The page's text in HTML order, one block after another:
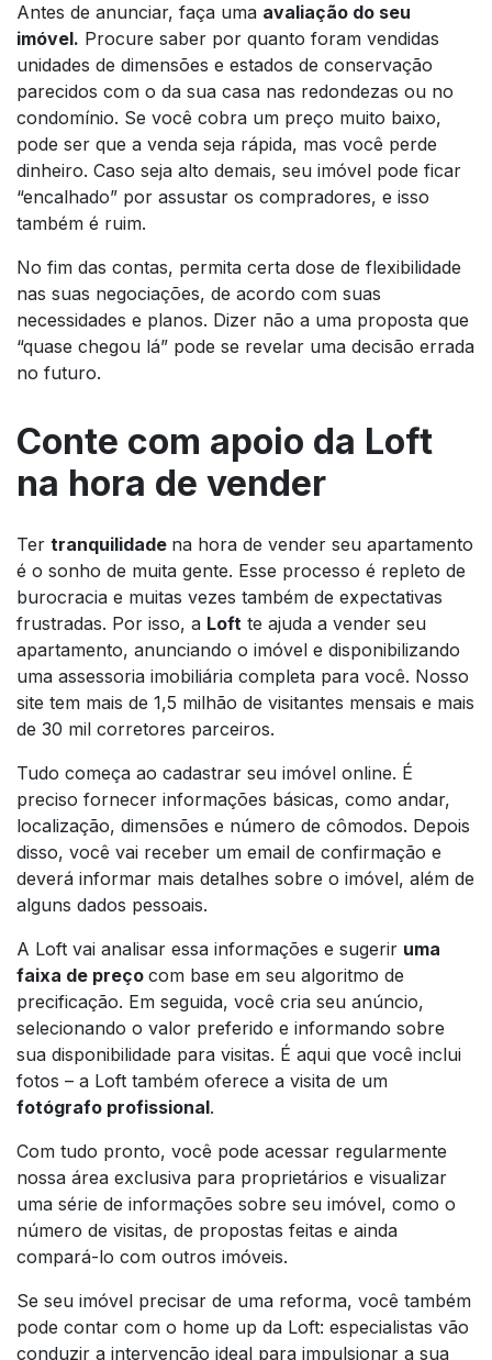
Antes de anunciar, faça uma avaliação do seu
imóvel. Procure saber por quanto foram vendidas
unidades de dimensões e estados de conservação
parecidos com o da sua casa nas redondezas ou no
condomínio. Se você cobra um preço muito baixo,
pode ser que a venda seja rápida, mas você perde
dinheiro. Caso seja alto demais, seu imóvel pode ficar
“encalhado” por assustar os compradores, e isso
também é ruim.
No fim das contas, permita certa dose de flexibilidade
nas suas negociações, de acordo com suas
necessidades e planos. Dizer não a uma proposta que
“quase chegou lá” pode se revelar uma decisão errada
no futuro.
Conte com apoio da Loft
na hora de vender
Ter tranquilidade na hora de vender seu apartamento
é o sonho de muita gente. Esse processo é repleto de
burocracia e muitas vezes também de expectativas
frustradas. Por isso, a Loft te ajuda a vender seu
apartamento, anunciando o imóvel e disponibilizando
uma assessoria imobiliária completa para você. Nosso
site tem mais de 1,5 milhão de visitantes mensais e mais
de 30 mil corretores parceiros.
Tudo começa ao cadastrar seu imóvel online. É
preciso fornecer informações básicas, como andar,
localização, dimensões e número de cômodos. Depois
disso, você vai receber um email de confirmação e
deverá informar mais detalhes sobre o imóvel, além de
alguns dados pessoais.
A Loft vai analisar essa informações e sugerir uma
faixa de preço com base em seu algoritmo de
precificação. Em seguida, você cria seu anúncio,
selecionando o valor preferido e informando sobre
sua disponibilidade para visitas. É aqui que você inclui
fotos – a Loft também oferece a visita de um
fotógrafo profissional.
Com tudo pronto, você pode acessar regularmente
nossa área exclusiva para proprietários e visualizar
uma série de informações sobre seu imóvel, como o
número de visitas, de propostas feitas e ainda
compará-lo com outros imóveis.
Se seu imóvel precisar de uma reforma, você também
pode contar com o home up da Loft: especialistas vão
conduzir a intervenção ideal para impulsionar a sua